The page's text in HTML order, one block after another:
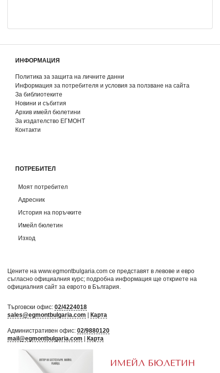
ИНФОРМАЦИЯ
Политика за защита на личните данни
Информация за потребителя и условия за ползване на сайта
За библиотеките
Новини и събития
Архив имейл бюлетини
За издателство ЕГМОНТ
Контакти
ПОТРЕБИТЕЛ
Моят потребител
Адресник
История на поръчките
Имейл бюлетин
Изход
Цените на www.egmontbulgaria.com се представят в левове и евро
съгласно официалния курс; подробна информация ще откриете на
официалния сайт за еврото в България
Търговски офис: 02/4224018
sales@egmontbulgaria.com | Карта
Административен офис: 02/9880120
mail@egmontbulgaria.com | Карта